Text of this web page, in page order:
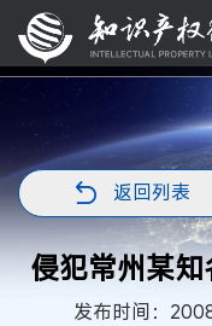
返回列表
侵犯常州某
发布时间：